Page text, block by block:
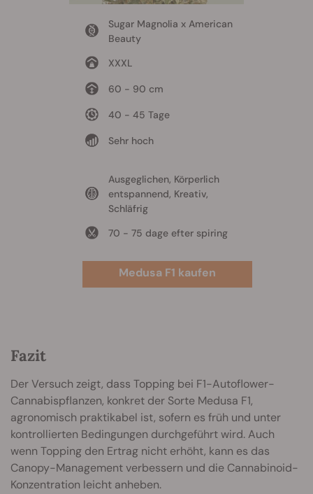
Sugar Magnolia x American
Beauty
XXXL
60 - 90 cm
40 - 45 Tage
Sehr hoch
Ausgeglichen, Körperlich
entspannend, Kreativ,
Schläfrig
70 - 75 dage efter spiring
Medusa F1 kaufen
Fazit
Der Versuch zeigt, dass Topping bei F1-Autoflower-
Cannabispflanzen, konkret der Sorte Medusa F1,
agronomisch praktikabel ist, sofern es früh und unter
kontrollierten Bedingungen durchgeführt wird. Auch
wenn Topping den Ertrag nicht erhöht, kann es das
Canopy-Management verbessern und die Cannabinoid-
Konzentration leicht anheben.